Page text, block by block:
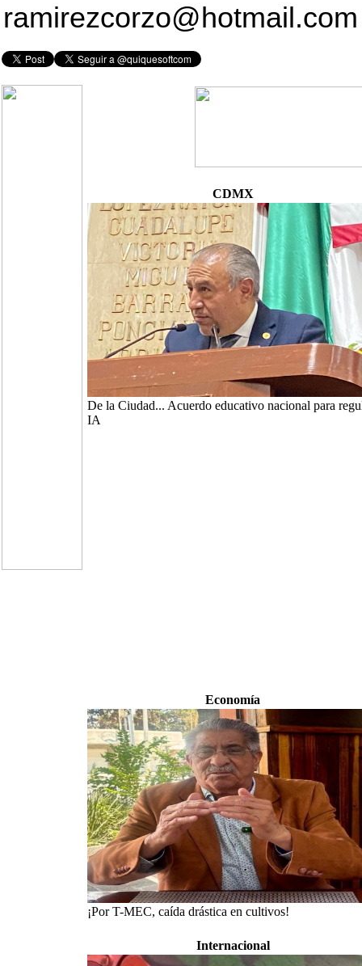
ramirezcorzo@hotmail.com
CDMX
De la Ciudad... Acuerdo educativo nacional para
IA
Economía
¡Por T-MEC, caída drástica en cultivos!
Internacional